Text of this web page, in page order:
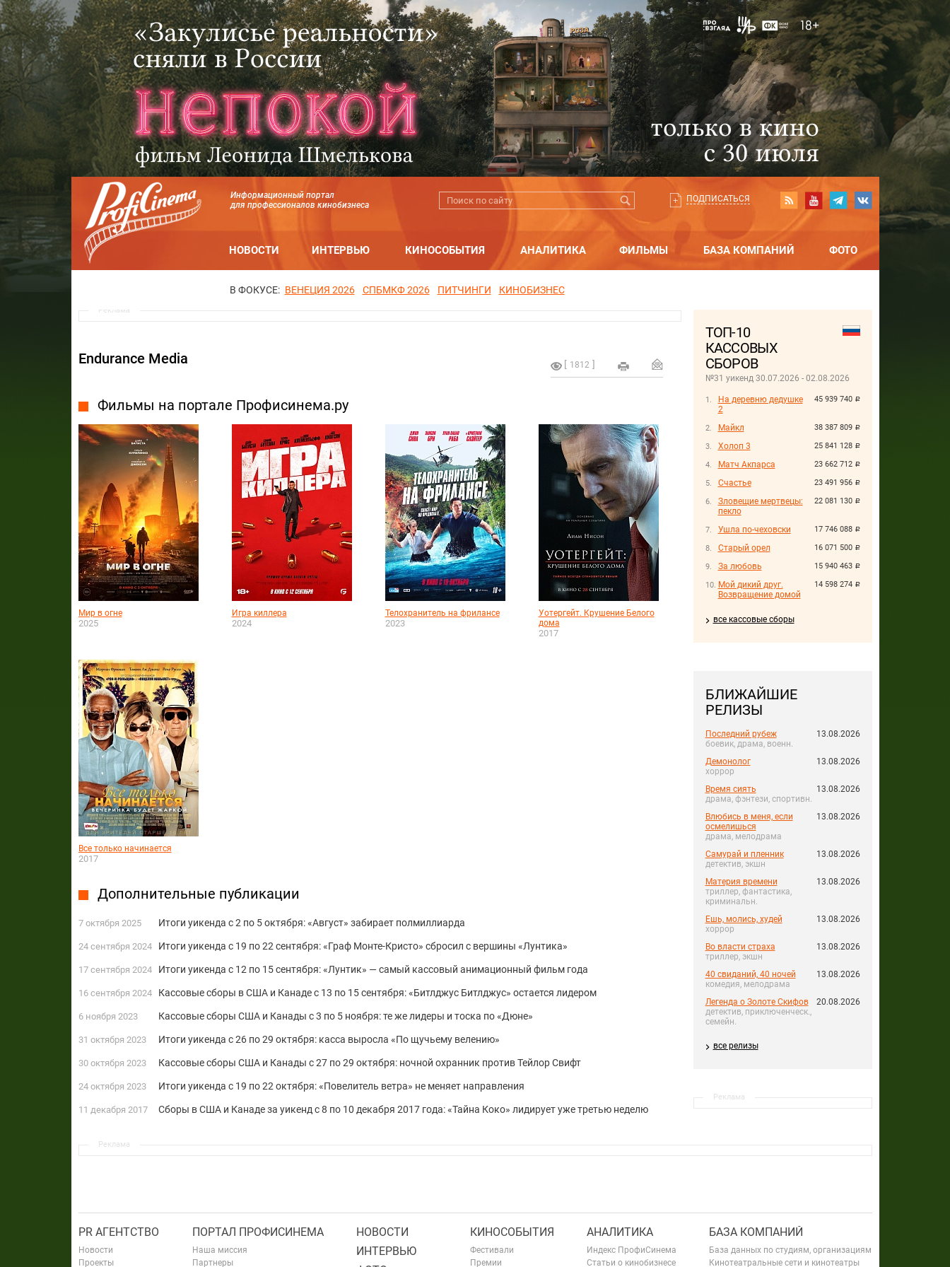
Информационный портал
для профессионалов кинобизнеса
ПОДПИСАТЬСЯ
НОВОСТИ ИНТЕРВЬЮ КИНОСОБЫТИЯ АНАЛИТИКА ФИЛЬМЫ БАЗА КОМПАНИЙ ФОТО
В ФОКУСЕ: ВЕНЕЦИЯ 2026 СПБМКФ 2026 ПИТЧИНГИ КИНОБИЗНЕС
ТОП-10
КАССОВЫХ
СБОРОВ
№31 уикенд 30.07.2026 - 02.08.2026
45 939 740 руб.
На деревню дедушке
2
38 387 809 руб.
Майкл
25 841 128 руб.
Холоп 3
23 662 712 руб.
Матч Акпарса
23 491 956 руб.
Счастье
22 081 130 руб.
Зловещие мертвецы:
пекло
17 746 088 руб.
Ушла по-чеховски
16 071 500 руб.
Старый орел
15 940 463 руб.
За любовь
14 598 274 руб.
Мой дикий друг.
Возвращение домой
все кассовые сборы
БЛИЖАЙШИЕ
РЕЛИЗЫ
Последний рубеж
боевик, драма, военн.
13.08.2026
Демонолог
хоррор
13.08.2026
Время сиять
драма, фэнтези, спортивн.
13.08.2026
Влюбись в меня, если
осмелишься
драма, мелодрама
13.08.2026
Самурай и пленник
детектив, экшн
13.08.2026
Материя времени
триллер, фантастика,
криминальн.
13.08.2026
Ешь, молись, худей
хоррор
13.08.2026
Во власти страха
триллер, экшн
13.08.2026
40 свиданий, 40 ночей
комедия, мелодрама
13.08.2026
Легенда о Золоте Скифов
детектив, приключенческ.,
семейн.
20.08.2026
все релизы
Реклама
Реклама
1812
Endurance Media
Фильмы на портале Профисинема.ру
Мир в огне
2025
Игра киллера
2024
Телохранитель на фрилансе
2023
Уотергейт. Крушение Белого
дома
2017
Все только начинается
2017
Дополнительные публикации
7 октября 2025 Итоги уикенда с 2 по 5 октября: «Август» забирает полмиллиарда
24 сентября 2024 Итоги уикенда с 19 по 22 сентября: «Граф Монте-Кристо» сбросил с вершины «Лунтика»
17 сентября 2024 Итоги уикенда с 12 по 15 сентября: «Лунтик» — самый кассовый анимационный фильм года
16 сентября 2024 Кассовые сборы в США и Канаде с 13 по 15 сентября: «Битлджус Битлджус» остается лидером
6 ноября 2023 Кассовые сборы США и Канады с 3 по 5 ноября: те же лидеры и тоска по «Дюне»
31 октября 2023 Итоги уикенда с 26 по 29 октября: касса выросла «По щучьему велению»
30 октября 2023 Кассовые сборы США и Канады c 27 по 29 октября: ночной охранник против Тейлор Свифт
24 октября 2023 Итоги уикенда с 19 по 22 октября: «Повелитель ветра» не меняет направления
11 декабря 2017 Сборы в США и Канаде за уикенд с 8 по 10 декабря 2017 года: «Тайна Коко» лидирует уже третью неделю
Реклама
PR АГЕНТСТВО
Новости
Проекты
ПОРТАЛ ПРОФИСИНЕМА
Наша миссия
Партнеры
НОВОСТИ
ИНТЕРВЬЮ
КИНОСОБЫТИЯ
Фестивали
Премии
АНАЛИТИКА
Индекс ПрофиСинема
Статьи о кинобизнесе
БАЗА КОМПАНИЙ
База данных по студиям, организациям
Кинотеатральные сети и кинотеатры